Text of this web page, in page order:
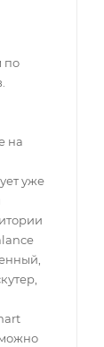
по
на
уже